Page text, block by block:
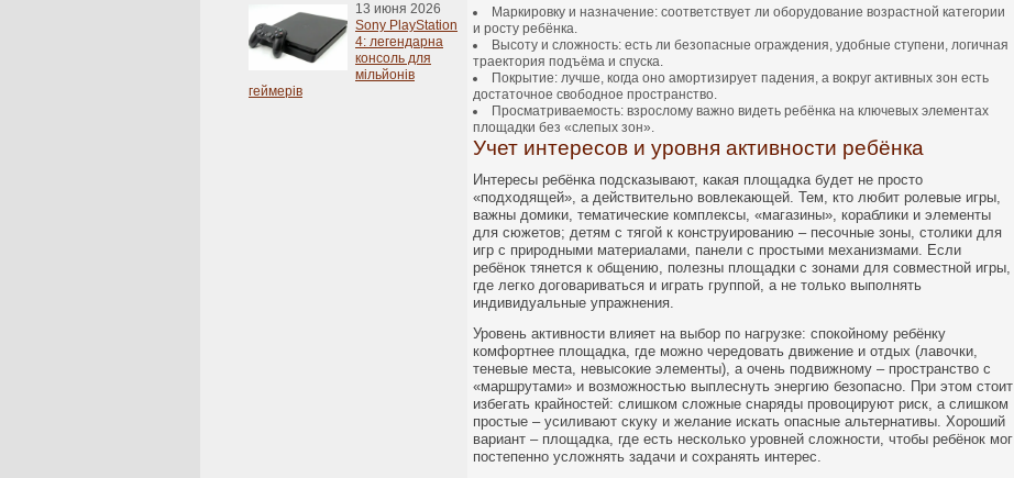
13 июня 2026
Sony PlayStation
4: легендарна
консоль для
мільйонів
геймерів
Маркировку и назначение: соответствует ли оборудование возрастной категории
и росту ребёнка.
Высоту и сложность: есть ли безопасные ограждения, удобные ступени, логичная
траектория подъёма и спуска.
Покрытие: лучше, когда оно амортизирует падения, а вокруг активных зон есть
достаточное свободное пространство.
Просматриваемость: взрослому важно видеть ребёнка на ключевых элементах
площадки без «слепых зон».
Учет интересов и уровня активности ребёнка
Интересы ребёнка подсказывают, какая площадка будет не просто
«подходящей», а действительно вовлекающей. Тем, кто любит ролевые игры,
важны домики, тематические комплексы, «магазины», кораблики и элементы
для сюжетов; детям с тягой к конструированию – песочные зоны, столики для
игр с природными материалами, панели с простыми механизмами. Если
ребёнок тянется к общению, полезны площадки с зонами для совместной игры,
где легко договариваться и играть группой, а не только выполнять
индивидуальные упражнения.
Уровень активности влияет на выбор по нагрузке: спокойному ребёнку
комфортнее площадка, где можно чередовать движение и отдых (лавочки,
теневые места, невысокие элементы), а очень подвижному – пространство с
«маршрутами» и возможностью выплеснуть энергию безопасно. При этом стоит
избегать крайностей: слишком сложные снаряды провоцируют риск, а слишком
простые – усиливают скуку и желание искать опасные альтернативы. Хороший
вариант – площадка, где есть несколько уровней сложности, чтобы ребёнок мог
постепенно усложнять задачи и сохранять интерес.